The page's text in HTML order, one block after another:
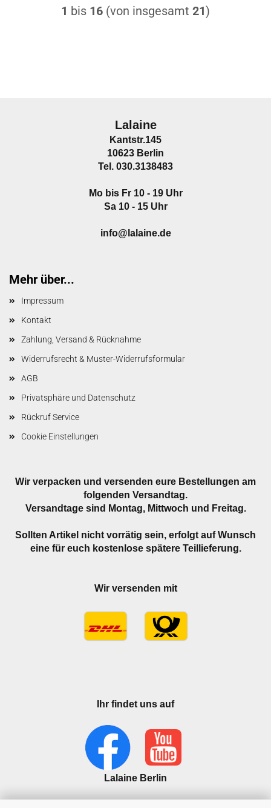
1 bis 16 (von insgesamt 21)
Lalaine
Kantstr.145
10623 Berlin
Tel. 030.3138483
Mo bis Fr 10 - 19 Uhr
Sa 10 - 15 Uhr
info@lalaine.de
Mehr über...
Impressum
Kontakt
Zahlung, Versand & Rücknahme
Widerrufsrecht & Muster-Widerrufsformular
AGB
Privatsphäre und Datenschutz
Rückruf Service
Cookie Einstellungen
Wir verpacken und versenden eure Bestellungen am
folgenden Versandtag.
Versandtage sind Montag, Mittwoch und Freitag.
Sollten Artikel nicht vorrätig sein, erfolgt auf Wunsch
eine für euch kostenlose spätere Teillieferung.
Wir versenden mit
Ihr findet uns auf
Lalaine Berlin